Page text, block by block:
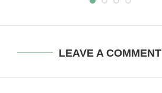
LEAVE A COMMENT